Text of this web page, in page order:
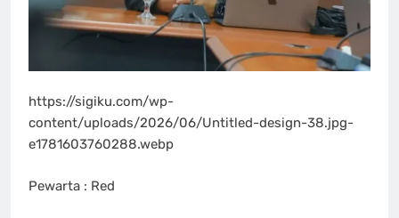
https://sigiku.com/wp-
content/uploads/2026/06/Untitled-design-38.jpg-
e1781603760288.webp
Pewarta : Red